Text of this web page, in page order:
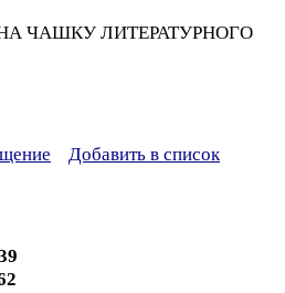
ЧАШКУ ЛИТЕРАТУРНОГО
Добавить в список